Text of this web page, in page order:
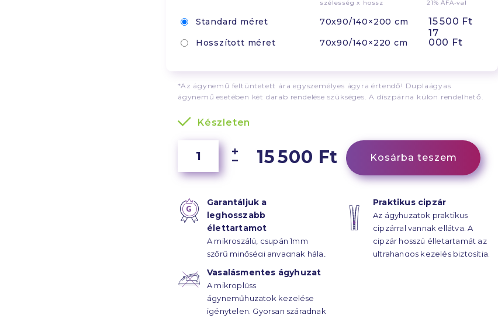
szélesség x hossz
21% ÁFA-val
Standard méret 70x90/140×200 cm 15 500 Ft
Hosszított méret 70x90/140×220 cm
17
000 Ft
*Az ágynemű feltüntetett ára egyszemélyes ágyra értendő! Duplaágyas
ágynemű esetében két darab rendelése szükséges. A díszpárna külön rendelhető.
Készleten
15 500 Ft Kosárba teszem
Garantáljuk a
leghosszabb
élettartamot
A mikroszálú, csupán 1mm
szőrű minőségi anyagnak hála,
évtizedekre húzódik.
Praktikus cipzár
Az ágyhuzatok praktikus
cipzárral vannak ellátva. A
cipzár hosszú élletartamát az
ultrahangos kezelés biztosítja.
Vasalásmentes ágyhuzat
A mikroplüss
ágyneműhuzatok kezelése
igénytelen. Gyorsan száradnak